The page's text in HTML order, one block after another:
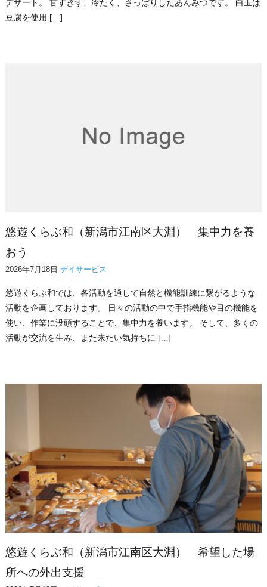
デザート。 甘すぎず、冷たく、さっぱりしたあんみつです。 白玉は
豆腐を使用 […]
悠遊くらぶ和（新潟市江南区大淵） 集中力を養
おう
2026年7月18日 デイサービス
悠遊くらぶ和では、各活動を通して自然と機能訓練に繋がるような
活動を企画しております。 日々の活動の中で手指機能や目の機能を
使い、作業に没頭することで、集中力を養います。 そして、多くの
活動が交流を生み、また来たい気持ちに […]
悠遊くらぶ和（新潟市江南区大淵） 希望した場
所への外出支援